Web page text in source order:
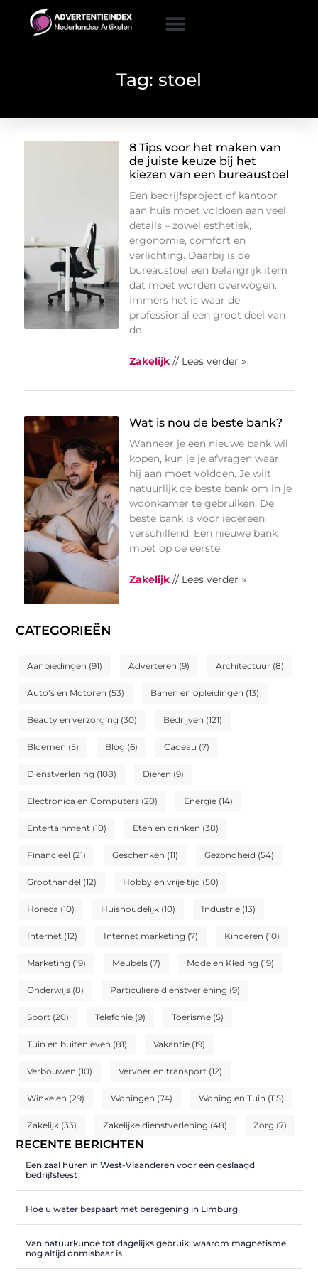
Tag: stoel
CATEGORIEËN
Aanbiedingen (91) Adverteren (9) Architectuur (8)
Auto’s en Motoren (53) Banen en opleidingen (13)
Beauty en verzorging (30) Bedrijven (121)
Bloemen (5) Blog (6) Cadeau (7)
Dienstverlening (108) Dieren (9)
Electronica en Computers (20) Energie (14)
Entertainment (10) Eten en drinken (38)
Financieel (21) Geschenken (11) Gezondheid (54)
Groothandel (12) Hobby en vrije tijd (50)
Horeca (10) Huishoudelijk (10) Industrie (13)
Internet (12) Internet marketing (7) Kinderen (10)
Marketing (19) Meubels (7) Mode en Kleding (19)
Onderwijs (8) Particuliere dienstverlening (9)
Sport (20) Telefonie (9) Toerisme (5)
Tuin en buitenleven (81) Vakantie (19)
Verbouwen (10) Vervoer en transport (12)
Winkelen (29) Woningen (74) Woning en Tuin (115)
Zakelijk (33) Zakelijke dienstverlening (48) Zorg (7)
RECENTE BERICHTEN
Een zaal huren in West-Vlaanderen voor een geslaagd
bedrijfsfeest
Hoe u water bespaart met beregening in Limburg
Van natuurkunde tot dagelijks gebruik: waarom magnetisme
nog altijd onmisbaar is
8 Tips voor het maken van
de juiste keuze bij het
kiezen van een bureaustoel
Een bedrijfsproject of kantoor
aan huis moet voldoen aan veel
details – zowel esthetiek,
ergonomie, comfort en
verlichting. Daarbij is de
bureaustoel een belangrijk item
dat moet worden overwogen.
Immers het is waar de
professional een groot deel van
de
Zakelijk // Lees verder »
Wat is nou de beste bank?
Wanneer je een nieuwe bank wil
kopen, kun je je afvragen waar
hij aan moet voldoen. Je wilt
natuurlijk de beste bank om in je
woonkamer te gebruiken. De
beste bank is voor iedereen
verschillend. Een nieuwe bank
moet op de eerste
Zakelijk // Lees verder »